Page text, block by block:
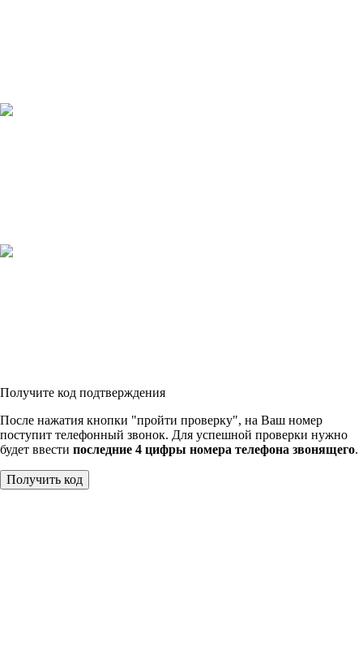
Получите код подтверждения
После нажатия кнопки "пройти проверку", на Ваш номер
поступит телефонный звонок. Для успешной проверки нужно
будет ввести последние 4 цифры номера телефона звонящего.
Получить код